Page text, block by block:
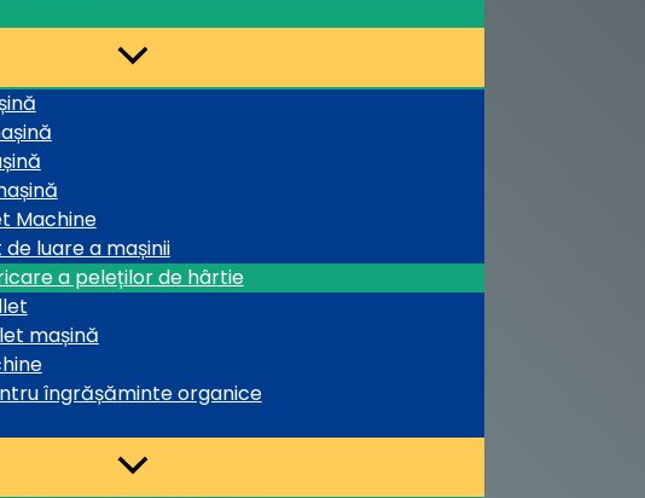
Machine
luare a mașinii
a peleților de hârtie
mașină
îngrășăminte organice